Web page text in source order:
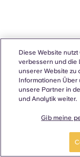
Diese Website
verbessern und die
unserer Website zu
Informationen Über
unsere Partner in
und Analytik weiter.
Gib meine